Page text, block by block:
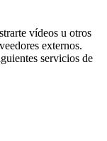
vídeos u otros
externos.
servicios de